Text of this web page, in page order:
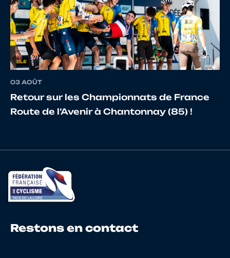
03 AOÛT
Retour sur les Championnats de France
Route de l’Avenir à Chantonnay (85) !
Restons en contact